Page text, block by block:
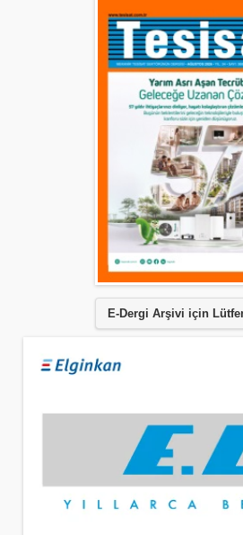
E-Dergi Arşivi için